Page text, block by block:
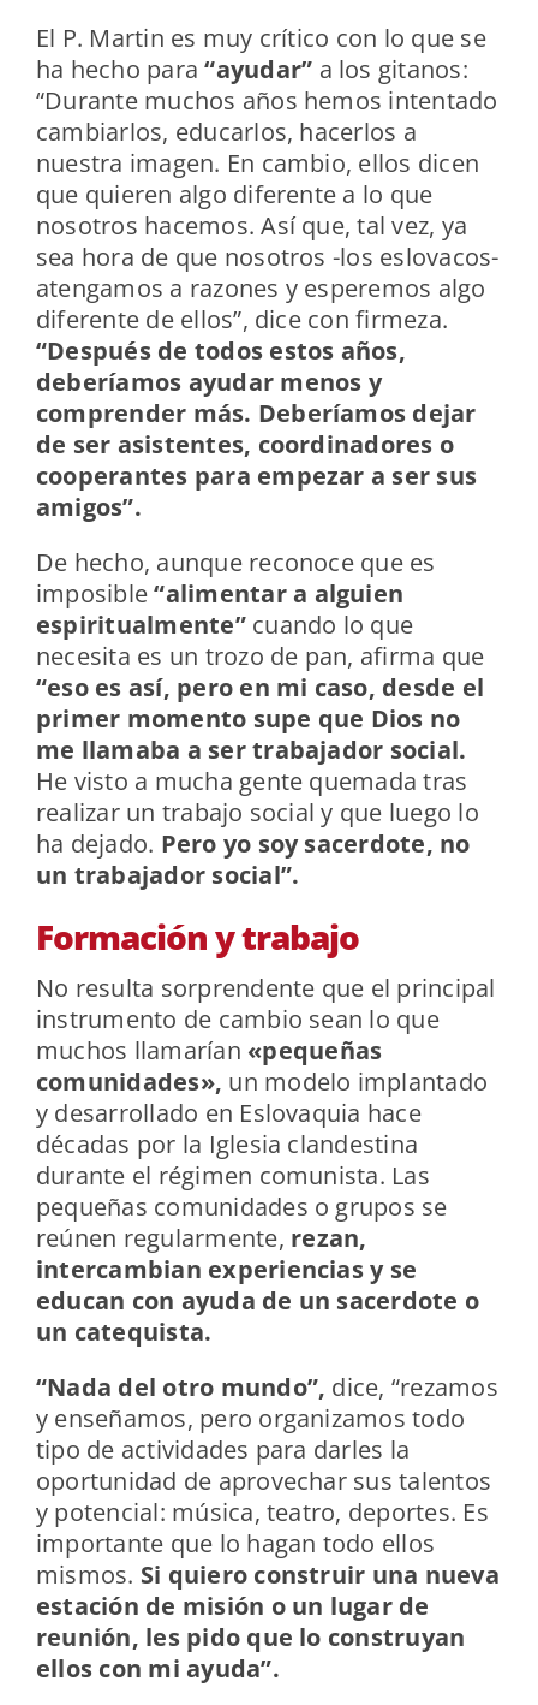
El P. Martin es muy crítico con lo que se
ha hecho para“ayudar” a los gitanos:
“Durante muchos años hemos intentado
cambiarlos, educarlos, hacerlos a
nuestra imagen. En cambio, ellos dicen
que quieren algo diferente a lo que
nosotros hacemos. Así que, tal vez, ya
sea hora de que nosotros -los eslovacos-
atengamos a razones y esperemos algo
diferente de ellos”, dice con firmeza.
“Después de todos estos años,
deberíamos ayudar menos y
comprender más. Deberíamos dejar
de ser asistentes, coordinadores o
cooperantes para empezar a ser sus
amigos”.
De hecho, aunque reconoce que es
imposible“alimentar a alguien
espiritualmente”cuando lo que
necesita es un trozo de pan, afirma que
“eso es así, pero en mi caso, desde el
primer momento supe que Dios no
me llamaba a ser trabajador social.
He visto a mucha gente quemada tras
realizar un trabajo social y que luego lo
ha dejado. Pero yo soy sacerdote, no
un trabajador social”.
Formación y trabajo
No resulta sorprendente que el principal
instrumento de cambio sean lo que
muchos llamarían «pequeñas
comunidades», un modelo implantado
y desarrollado en Eslovaquia hace
décadas por la Iglesia clandestina
durante el régimen comunista. Las
pequeñas comunidades o grupos se
reúnen regularmente, rezan,
intercambian experiencias y se
educan con ayuda de un sacerdote o
un catequista.
“Nada del otro mundo”, dice, “rezamos
y enseñamos, pero organizamos todo
tipo de actividades para darles la
oportunidad de aprovechar sus talentos
y potencial: música, teatro, deportes. Es
importante que lo hagan todo ellos
mismos. Si quiero construir una nueva
estación de misión o un lugar de
reunión, les pido que lo construyan
ellos con mi ayuda”.